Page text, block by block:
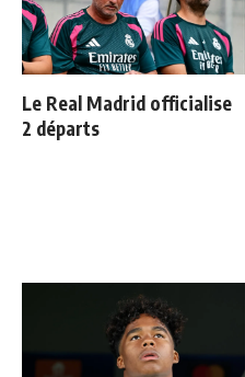
Le Real Madrid officialise
2 départs